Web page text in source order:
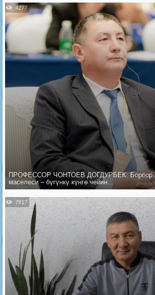
4277
ПРОФЕССОР ЧОНТОЕВ ДОГДУРБЕК: Борбор
маселеси – бүгүнкү күнгө чейин...
7817